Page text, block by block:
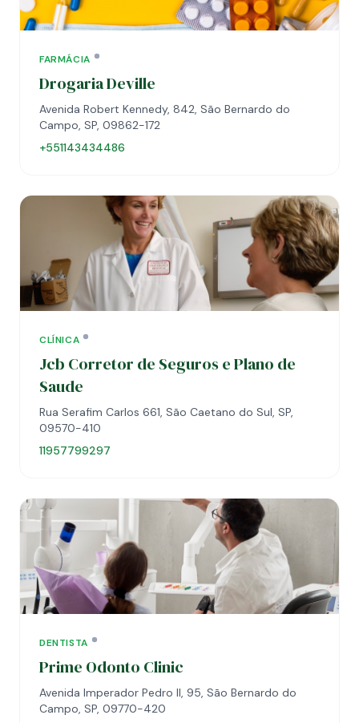
FARMÁCIA
Drogaria Deville
Avenida Robert Kennedy, 842, São Bernardo do
Campo, SP, 09862-172
+551143434486
CLÍNICA
Jcb Corretor de Seguros e Plano de
Saude
Rua Serafim Carlos 661, São Caetano do Sul, SP,
09570-410
11957799297
DENTISTA
Prime Odonto Clinic
Avenida Imperador Pedro II, 95, São Bernardo do
Campo, SP, 09770-420